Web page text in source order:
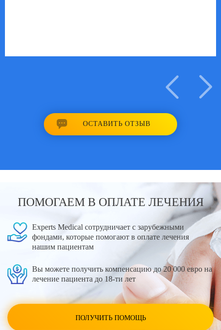
ОСТАВИТЬ ОТЗЫВ
ПОМОГАЕМ В ОПЛАТЕ ЛЕЧЕНИЯ
Experts Medical сотрудничает с зарубежными
фондами, которые помогают в оплате лечения
нашим пациентам
Вы можете получить компенсацию до 20 000 евро на
лечение пациента до 18-ти лет
ПОЛУЧИТЬ ПОМОЩЬ